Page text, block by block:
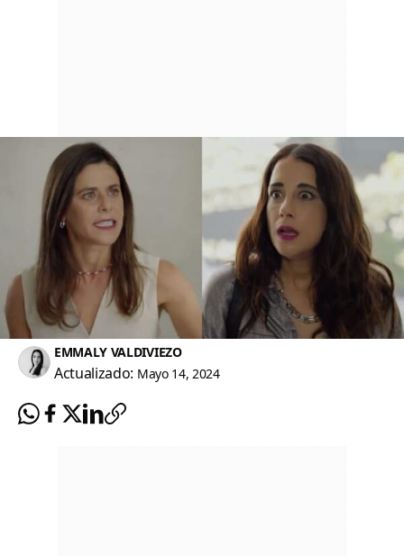
EMMALY VALDIVIEZO
Actualizado: Mayo 14, 2024